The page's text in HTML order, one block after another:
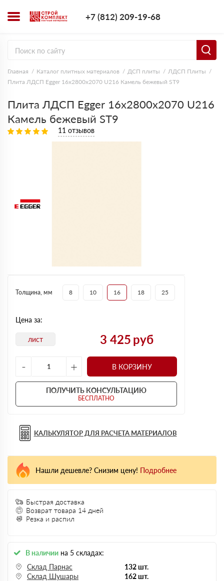
+7 (812) 209-19-68
Главная Каталог плитных материалов ДСП плиты
ЛДСП Плиты
Плита ЛДСП Egger 16х2800х2070 U216 Камель бежевый ST9
Плита ЛДСП Egger 16х2800х2070 U216
Камель бежевый ST9
11 отзывов
Толщина, мм 8 10 16 18 25
Цена за:
лист 3 425 руб
-
+ В КОРЗИНУ
ПОЛУЧИТЬ КОНСУЛЬТАЦИЮ
БЕСПЛАТНО
КАЛЬКУЛЯТОР ДЛЯ РАСЧЕТА МАТЕРИАЛОВ
Быстрая доставка
Возврат товара 14 дней
Резка и распил
В наличии на 5 складах:
Склад Парнас
132 шт.
Склад Шушары
162 шт.
Нашли дешевле? Снизим цену! Подробнее